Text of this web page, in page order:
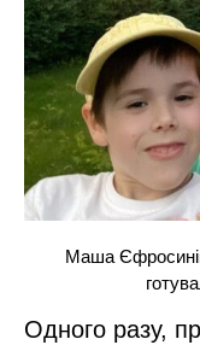
Маша
Одного разу,